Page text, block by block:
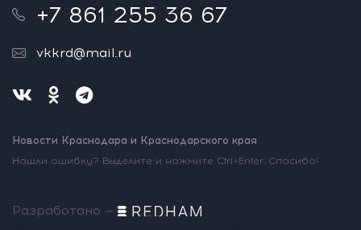
+7 861 255 36 67
vkkrd@mail.ru
Новости Краснодара и Краснодарского края
Нашли ошибку? Выделите и нажмите Ctrl+Enter. Спасибо!
Разработано —